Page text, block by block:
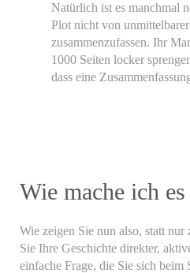
Natürlich ist es manchmal
Plot nicht von
zusammenzufassen. Ihr
1000 Seiten locker
dass eine
Wie mache ich es
Wie zeigen Sie nun also, statt nur
Sie Ihre Geschichte direkter,
einfache Frage, die Sie sich beim